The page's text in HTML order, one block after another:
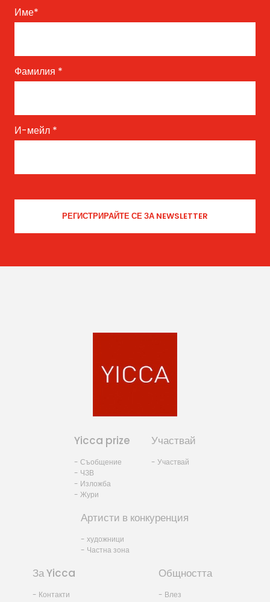
Име*
Фамилия *
И-мейл *
Yicca prize
- Съобщение
- ЧЗВ
- Изложба
- Жури
Участвай
- Участвай
Артисти в конкуренция
- художници
- Частна зона
За Yicca
- Контакти
Общността
- Влез